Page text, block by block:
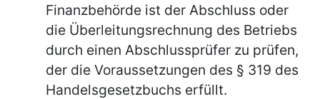
Finanzbehörde ist der Abschluss oder
die Überleitungsrechnung des Betriebs
durch einen Abschlussprüfer zu prüfen,
der die Voraussetzungen des § 319 des
Handelsgesetzbuchs erfüllt.